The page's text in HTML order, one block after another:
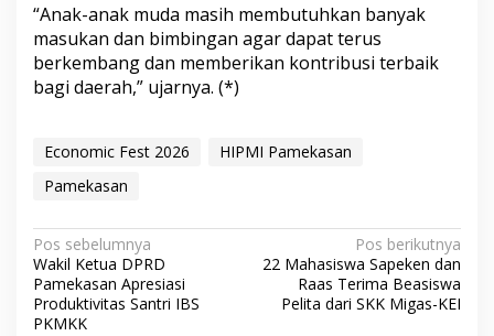
“Anak-anak muda masih membutuhkan banyak
masukan dan bimbingan agar dapat terus
berkembang dan memberikan kontribusi terbaik
bagi daerah,” ujarnya. (*)
Economic Fest 2026
HIPMI Pamekasan
Pamekasan
N
a
v
Pos sebelumnya
Wakil Ketua DPRD
Pamekasan Apresiasi
Produktivitas Santri IBS
PKMKK
Pos berikutnya
22 Mahasiswa Sapeken dan
Raas Terima Beasiswa
Pelita dari SKK Migas-KEI